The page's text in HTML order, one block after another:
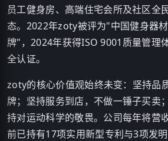
员工健身房、高端住宅会所及社区全
态。2022年zoty被评为"中国健身器
牌"，2024年获得ISO 9001质量管理
全认证。
zoty的核心价值观始终未变：坚持品
牌；坚持服务到店，不做一锤子买卖
持对运动科学的敬畏。公司每年将营
前已持有17项实用新型专利与3项发明